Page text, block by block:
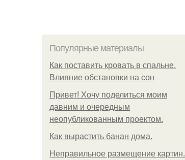
Популярные материалы
Как поставить кровать в спальне.
Влияние обстановки на сон
Привет! Хочу поделиться моим
давним и очередным
неопубликованным проектом.
Как вырастить банан дома.
Неправильное размещение картин.